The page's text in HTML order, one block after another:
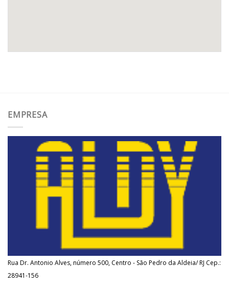
EMPRESA
Rua Dr. Antonio Alves, número 500, Centro - São Pedro da Aldeia/ RJ Cep.:
28941-156